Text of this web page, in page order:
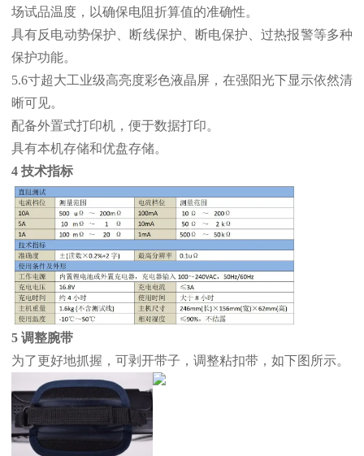
场试品温度，以确保电阻折算值的准确性。
具有反电动势保护、断线保护、断电保护、过热报警等多种
保护功能。
5.6寸超大工业级高亮度彩色液晶屏，在强阳光下显示依然清
晰可见。
配备外置式打印机，便于数据打印。
具有本机存储和优盘存储。
4 技术指标
5 调整腕带
为了更好地抓握，可剥开带子，调整粘扣带，如下图所示。